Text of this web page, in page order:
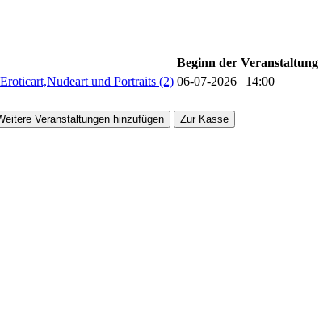
Beginn der Veranstaltung
und Portraits (2) 06-07-2026 | 14:00
Veranstaltungen hinzufügen Zur Kasse